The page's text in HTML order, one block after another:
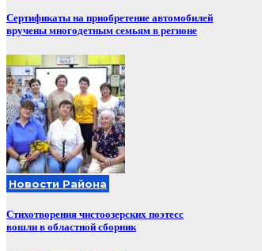
Сертификаты на приобретение автомобилей
вручены многодетным семьям в регионе
Новости Района
Стихотворения чистоозерских поэтесс
вошли в областной сборник